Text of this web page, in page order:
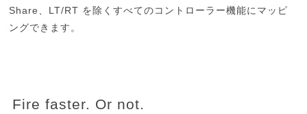
Share 、 LT/RT を除くすべてのコントローラー機能にマッピ
ングできます。
Fire faster. Or not.